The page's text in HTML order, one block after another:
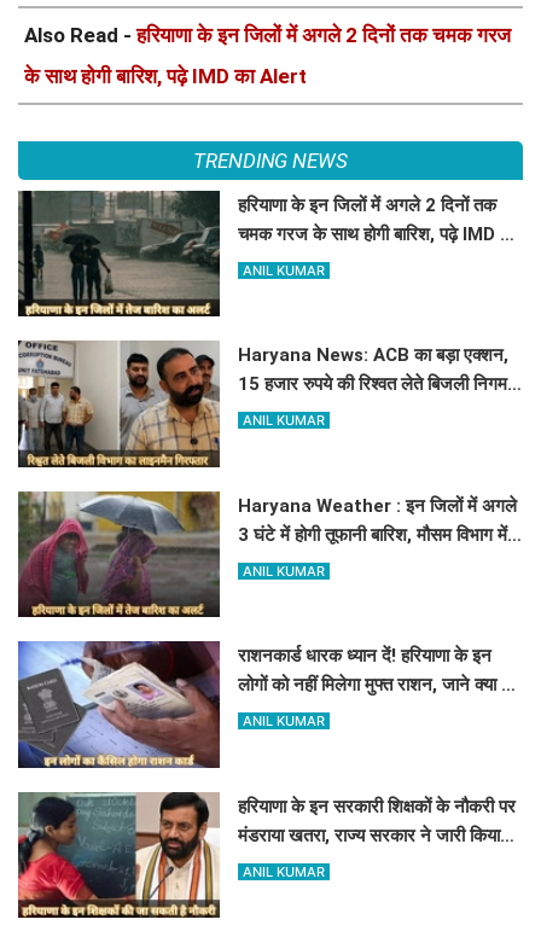
Also Read -हरियाणा के इन जिलों में अगले 2 दिनों तक चमक गरज
के साथ होगी बारिश, पढ़े IMD का Alert
TRENDING NEWS
हरियाणा के इन जिलों में अगले 2 दिनों तक
चमक गरज के साथ होगी बारिश, पढ़े IMD का
Alert
ANIL KUMAR
Haryana News: ACB का बड़ा एक्शन,
15 हजार रुपये की रिश्वत लेते बिजली निगम
का ALM गिरफ्तार
ANIL KUMAR
Haryana Weather : इन जिलों में अगले
3 घंटे में होगी तूफानी बारिश, मौसम विभाग में
जारी किया रेड अलर्ट
ANIL KUMAR
राशनकार्ड धारक ध्यान दें! हरियाणा के इन
लोगों को नहीं मिलेगा मुफ्त राशन, जाने क्या है
कारण
ANIL KUMAR
हरियाणा के इन सरकारी शिक्षकों के नौकरी पर
मंडराया खतरा, राज्य सरकार ने जारी किया
बड़ा अलर्ट
ANIL KUMAR